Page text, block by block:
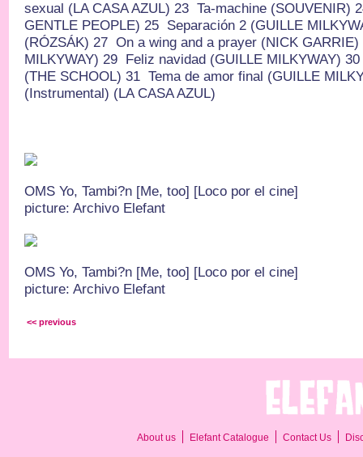
sexual (LA CASA AZUL) 23 Ta-machine (SOUVENIR)
GENTLE PEOPLE) 25 Separación 2 (GUILLE
(RÓZSÁK) 27 On a wing and a prayer (NICK
MILKYWAY) 29 Feliz navidad (GUILLE MILKYWAY)
(THE SCHOOL) 31 Tema de amor final (GUILLE
(Instrumental) (LA CASA AZUL)
OMS Yo, Tambi?n [Me, too] [Loco por el cine]
picture: Archivo Elefant
OMS Yo, Tambi?n [Me, too] [Loco por el cine]
picture: Archivo Elefant
<< previous
About us Elefant Catalogue Contact Us